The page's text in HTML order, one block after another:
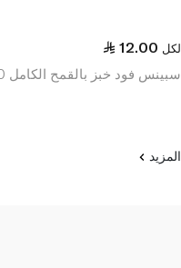
12.00 لكل
سبينس فود خبز بالقمح الكامل 700غ
المزيد